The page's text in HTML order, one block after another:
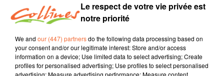
Infos
16 décembre 2021 - 14 min 16 sec
JOURNAL DU JEUDI 16 DECEMBRE ( MIDI )
Le respect de votre vie privée est
notre priorité
We and our (447) partnersdo the following data processing based on
your consent and/or our legitimate interest: Store and/or access
information on a device; Use limited data to select advertising; Create
profiles for personalised advertising; Use profiles to select personalised
advertising; Measure advertising performance; Measure content